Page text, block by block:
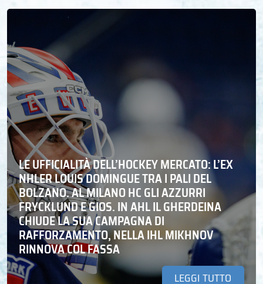
LE UFFICIALITÀ DELL’HOCKEY MERCATO: L’EX
NHLER LOUIS DOMINGUE TRA I PALI DEL
BOLZANO. AL MILANO HC GLI AZZURRI
FRYCKLUND E GIOS. IN AHL IL GHERDEINA
CHIUDE LA SUA CAMPAGNA DI
RAFFORZAMENTO, NELLA IHL MIKHNOV
RINNOVA COL FASSA
LEGGI TUTTO